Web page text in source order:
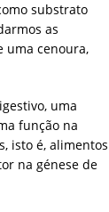
substrato
as
uma cenoura,
uma
função na
isto é, alimentos
na génese de